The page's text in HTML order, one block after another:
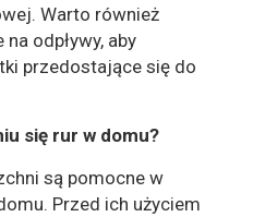
Warto również
odpływy, aby
przedostające się do
się rur w domu?
są pomocne w
Przed ich użyciem